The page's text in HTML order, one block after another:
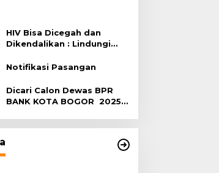
HIV Bisa Dicegah dan
Dikendalikan : Lindungi
Notifikasi Pasangan
Dicari Calon Dewas BPR
BANK KOTA BOGOR 2025-